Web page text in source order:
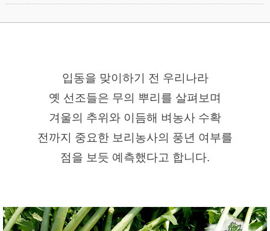
입동을 맞이하기 전 우리나라
옛 선조들은 무의 뿌리를 살펴보며
겨울의 추위와 이듬해 벼농사 수확
전까지 중요한 보리농사의 풍년 여부를
점을 보듯 예측했다고 합니다.